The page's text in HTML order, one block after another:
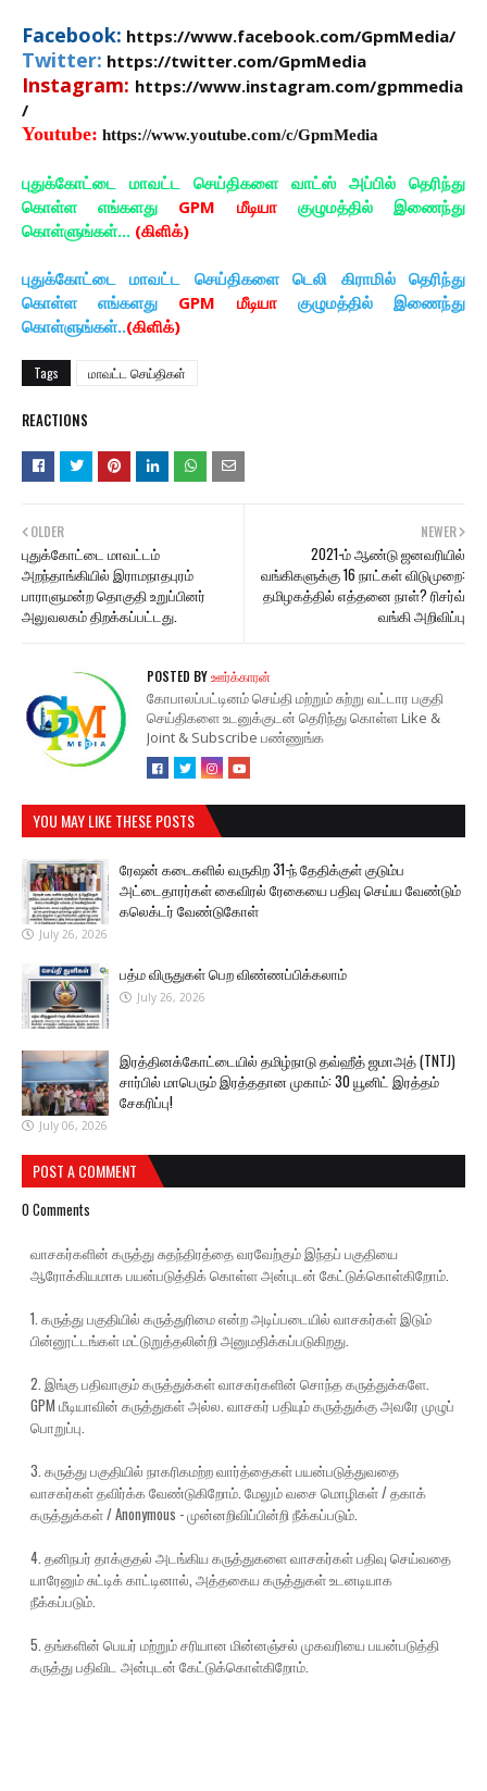
Facebook: https://www.facebook.com/GpmMedia/
Twitter: https://twitter.com/GpmMedia
Instagram: https://www.instagram.com/gpmmedia
/
Youtube: https://www.youtube.com/c/GpmMedia
புதுக்கோட்டை மாவட்ட செய்திகளை வாட்ஸ் அப்பில் தெரிந்து
கொள்ள எங்களது GPM மீடியாகுழுமத்தில் இணைந்து
கொள்ளுங்கள்... (கிளிக்)
புதுக்கோட்டை மாவட்ட செய்திகளை டெலி கிராமில் தெரிந்து
கொள்ள எங்களது GPM மீடியாகுழுமத்தில் இணைந்து
கொள்ளுங்கள்..(கிளிக்)
Tags மாவட்ட செய்திகள்
REACTIONS
NEWER
2021-ம் ஆண்டு ஜனவரியில்
வங்கிகளுக்கு 16 நாட்கள் விடுமுறை:
தமிழகத்தில் எத்தனை நாள்? ரிசர்வ்
வங்கி அறிவிப்பு
OLDER
புதுக்கோட்டை மாவட்டம்
அறந்தாங்கியில் இராமநாதபுரம்
பாராளுமன்ற தொகுதி உறுப்பினர்
அலுவலகம் திறக்கப்பட்டது.
POSTED BYஊர்க்காரன்
கோபாலப்பட்டினம் செய்தி மற்றும் சுற்று வட்டார பகுதி
செய்திகளை உடனுக்குடன் தெரிந்து கொள்ள Like &
Joint & Subscribe பண்ணுங்க
YOU MAY LIKE THESE POSTS
ரேஷன் கடைகளில் வருகிற 31-ந் தேதிக்குள் குடும்ப
அட்டைதாரர்கள் கைவிரல் ரேகையை பதிவு செய்ய வேண்டும்
கலெக்டர் வேண்டுகோள்
July 26, 2026
பத்ம விருதுகள் பெற விண்ணப்பிக்கலாம்
July 26, 2026
இரத்தினக்கோட்டையில் தமிழ்நாடு தவ்ஹீத் ஜமாஅத் (TNTJ)
சார்பில் மாபெரும் இரத்ததான முகாம்: 30 யூனிட் இரத்தம்
சேகரிப்பு!
July 06, 2026
POST A COMMENT
0 Comments
வாசகர்களின் கருத்து சுதந்திரத்தை வரவேற்கும் இந்தப் பகுதியை
ஆரோக்கியமாக பயன்படுத்திக் கொள்ள அன்புடன் கேட்டுக்கொள்கிறோம்.
1. கருத்து பகுதியில் கருத்துரிமை என்ற அடிப்படையில் வாசகர்கள் இடும்
பின்னூட்டங்கள் மட்டுறுத்தலின்றி அனுமதிக்கப்படுகிறது.
2. இங்கு பதிவாகும் கருத்துக்கள் வாசகர்களின் சொந்த கருத்துக்களே.
GPM மீடியாவின் கருத்துகள் அல்ல. வாசகர் பதியும் கருத்துக்கு அவரே முழுப்
பொறுப்பு.
3. கருத்து பகுதியில் நாகரிகமற்ற வார்த்தைகள் பயன்படுத்துவதை
வாசகர்கள் தவிர்க்க வேண்டுகிறோம். மேலும் வசை மொழிகள் / தகாக்
கருத்துக்கள் / Anonymous - முன்னறிவிப்பின்றி நீக்கப்படும்.
4. தனிநபர் தாக்குதல் அடங்கிய கருத்துகளை வாசகர்கள் பதிவு செய்வதை
யாரேனும் சுட்டிக் காட்டினால், அத்தகைய கருத்துகள் உடனடியாக
நீக்கப்படும்.
5. தங்களின் பெயர் மற்றும் சரியான மின்னஞ்சல் முகவரியை பயன்படுத்தி
கருத்து பதிவிட அன்புடன் கேட்டுக்கொள்கிறோம்.